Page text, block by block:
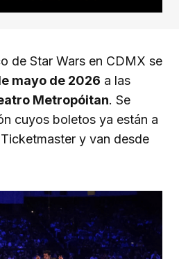
de Star Wars en CDMX se
mayo de 2026 a las
Metropóitan. Se
cuyos boletos ya están a
y van desde